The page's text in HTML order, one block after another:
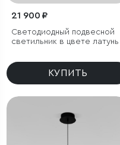
21 900 ₽
Светодиодный подвесной
светильник в цвете латунь
КУПИТЬ